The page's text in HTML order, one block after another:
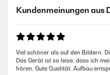
Kundenmeinungen aus
Viel schöner als auf den Bildern.
Das Gerät ist so leise, dass ich
hören. Gute Qualität. Aufbau